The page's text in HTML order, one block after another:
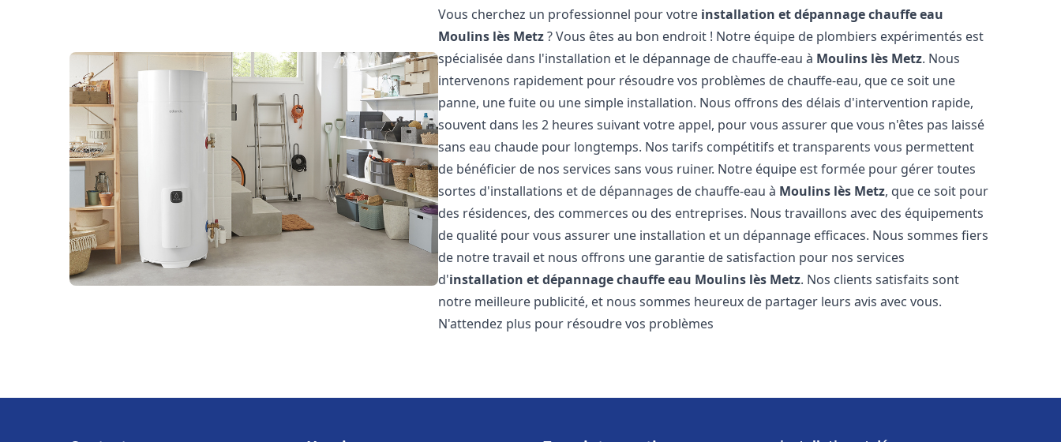
Vous cherchez un professionnel pour votre installation et dépannage chauffe eau
Moulins lès Metz? Vous êtes au bon endroit ! Notre équipe de plombiers expérimentés est
spécialisée dans l'installation et le dépannage de chauffe-eau à Moulins lès Metz. Nous
intervenons rapidement pour résoudre vos problèmes de chauffe-eau, que ce soit une
panne, une fuite ou une simple installation. Nous offrons des délais d'intervention rapide,
souvent dans les 2 heures suivant votre appel, pour vous assurer que vous n'êtes pas laissé
sans eau chaude pour longtemps. Nos tarifs compétitifs et transparents vous permettent
de bénéficier de nos services sans vous ruiner. Notre équipe est formée pour gérer toutes
sortes d'installations et de dépannages de chauffe-eau à Moulins lès Metz, que ce soit pour
des résidences, des commerces ou des entreprises. Nous travaillons avec des équipements
de qualité pour vous assurer une installation et un dépannage efficaces. Nous sommes fiers
de notre travail et nous offrons une garantie de satisfaction pour nos services
d'installation et dépannage chauffe eau Moulins lès Metz. Nos clients satisfaits sont
notre meilleure publicité, et nous sommes heureux de partager leurs avis avec vous.
N'attendez plus pour résoudre vos problèmes